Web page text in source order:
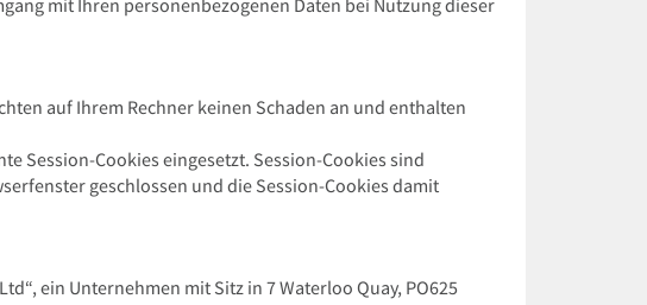
mit Ihren personenbezogenen Daten bei Nutzung dieser
auf Ihrem Rechner keinen Schaden an und enthalten
Session-Cookies eingesetzt. Session-Cookies sind
geschlossen und die Session-Cookies damit
ein Unternehmen mit Sitz in 7 Waterloo Quay, PO625